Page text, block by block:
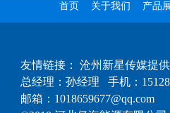
首页 关于我们 产品
友情链接： 沧州新星传媒提
总经理：孙经理 手机：
邮箱：1018659677@qq.com